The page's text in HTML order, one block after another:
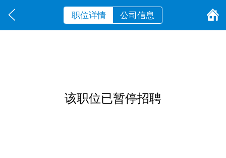
职位详情 公司信息
该职位已暂停招聘